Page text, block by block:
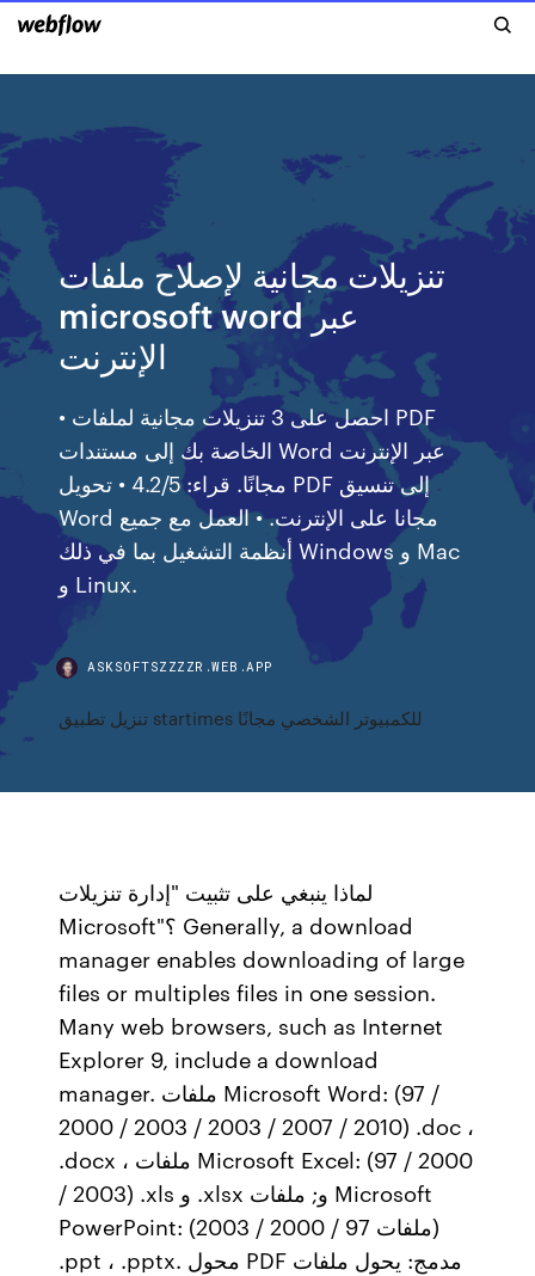
تنزيلات مجانية لإصلاح ملفات
microsoft word عبر
الإنترنت
• احصل على 3 تنزيلات مجانية لملفات PDF
الخاصة بك إلى مستندات Word عبر الإنترنت
مجانًا. قراء: 4.2/5 • تحويل PDF إلى تنسيق
Word مجانا على الإنترنت. • العمل مع جميع
أنظمة التشغيل بما في ذلك Windows و Mac
و Linux.
ASKSOFTSZZZZR.WEB.APP
تنزيل تطبيق startimes للكمبيوتر الشخصي مجانًا
لماذا ينبغي على تثبيت "إدارة تنزيلات
Microsoft"؟ Generally, a download
manager enables downloading of large
files or multiples files in one session.
Many web browsers, such as Internet
Explorer 9, include a download
manager. ملفات Microsoft Word: (97 /
2000 / 2003 / 2003 / 2007 / 2010) .doc ،
.docx ، ملفات Microsoft Excel: (97 / 2000
/ 2003) .xls و .xlsx و; ملفات Microsoft
PowerPoint: (ملفات 97 / 2000 / 2003)
.ppt ، .pptx. محول PDF مدمج: يحول ملفات